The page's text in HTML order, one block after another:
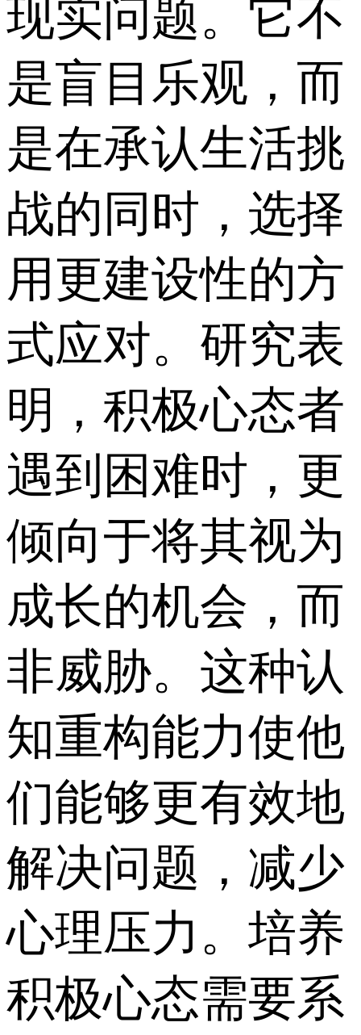
现实问题。它不
是盲目乐观，而
是在承认生活挑
战的同时，选择
用更建设性的方
式应对。研究表
明，积极心态者
遇到困难时，更
倾向于将其视为
成长的机会，而
非威胁。这种认
知重构能力使他
们能够更有效地
解决问题，减少
心理压力。培养
积极心态需要系